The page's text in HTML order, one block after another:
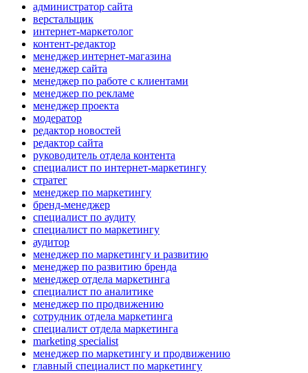
администратор сайта
верстальщик
интернет-маркетолог
контент-редактор
менеджер интернет-магазина
менеджер сайта
менеджер по работе с клиентами
менеджер по рекламе
менеджер проекта
модератор
редактор новостей
редактор сайта
руководитель отдела контента
специалист по интернет-маркетингу
стратег
менеджер по маркетингу
бренд-менеджер
специалист по аудиту
специалист по маркетингу
аудитор
менеджер по маркетингу и развитию
менеджер по развитию бренда
менеджер отдела маркетинга
специалист по аналитике
менеджер по продвижению
сотрудник отдела маркетинга
специалист отдела маркетинга
marketing specialist
менеджер по маркетингу и продвижению
главный специалист по маркетингу